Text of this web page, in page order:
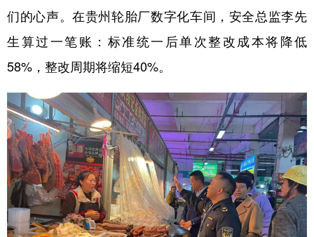
们的心声。在贵州轮胎厂数字化车间，安全总监李先
生算过一笔账：标准统一后单次整改成本将降低
58%，整改周期将缩短40%。